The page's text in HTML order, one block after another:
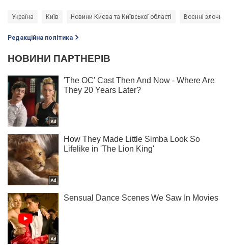
Україна Київ Новини Києва та Київської області Воєнні
Редакційна політика